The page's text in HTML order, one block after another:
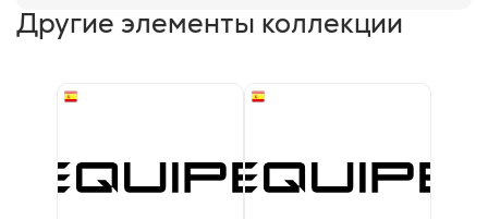
Другие элементы коллекции